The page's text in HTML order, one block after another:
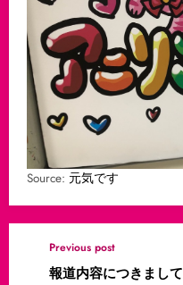
Source: 元気です
Previous post
報道内容につきまして